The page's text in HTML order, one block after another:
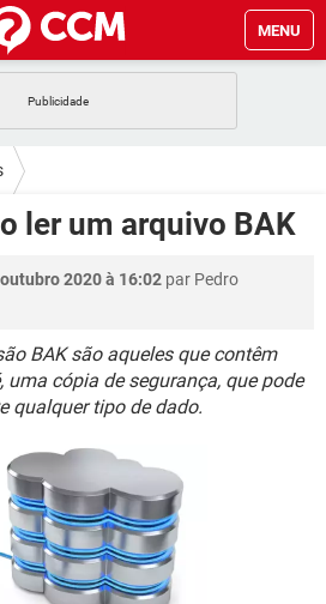
MENU
EXCEL
FACEBOOK
EXCEL
GMAIL
FACEBOOK
EXCEL
WHATSAPP
FACEBOOK
EXCEL
GMAIL
ler um arquivo BAK
2020 à 16:02 par Pedro
BAK são aqueles que contêm
uma cópia de segurança, que pode
qualquer tipo de dado.